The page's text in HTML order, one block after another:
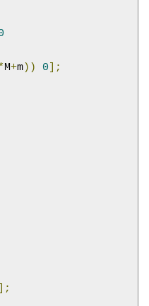
*M+m)) 0 ];
];